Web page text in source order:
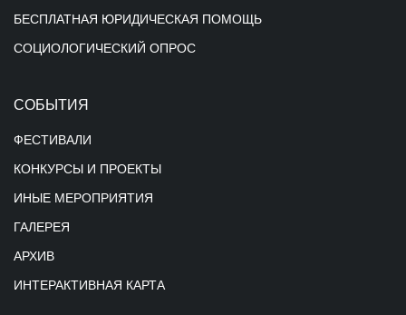
БЕСПЛАТНАЯ ЮРИДИЧЕСКАЯ ПОМОЩЬ
СОЦИОЛОГИЧЕСКИЙ ОПРОС
СОБЫТИЯ
ФЕСТИВАЛИ
КОНКУРСЫ И ПРОЕКТЫ
ИНЫЕ МЕРОПРИЯТИЯ
ГАЛЕРЕЯ
АРХИВ
ИНТЕРАКТИВНАЯ КАРТА